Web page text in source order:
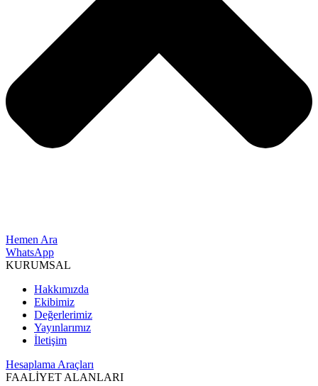
Hemen Ara
WhatsApp
KURUMSAL
Hakkımızda
Ekibimiz
Değerlerimiz
Yayınlarımız
İletişim
Hesaplama Araçları
FAALİYET ALANLARI